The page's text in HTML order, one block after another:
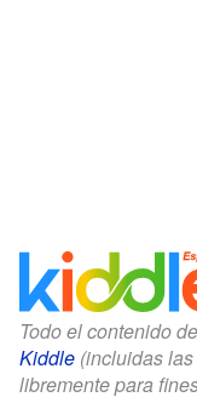
Todo el contenido
Kiddle (incluidas
libremente para